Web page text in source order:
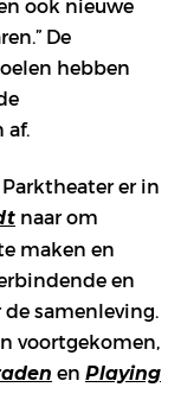
ook nieuwe
De
hebben
af.
er in
naar om
maken en
en
samenleving.
voortgekomen,
en Playing